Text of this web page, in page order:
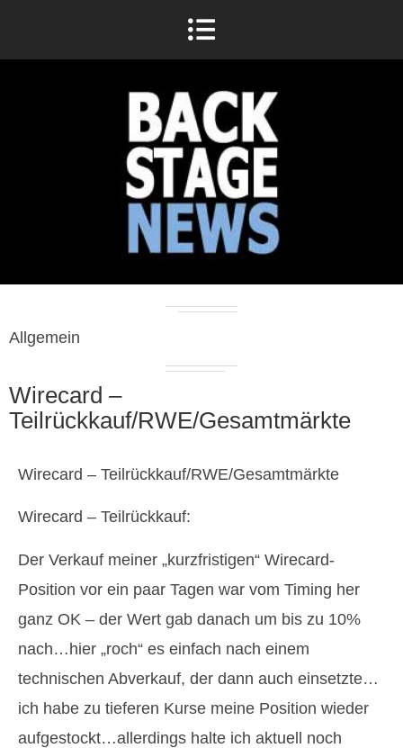
Allgemein
Wirecard –
Teilrückkauf/RWE/Gesamtmärkte
Wirecard – Teilrückkauf/RWE/Gesamtmärkte
Wirecard – Teilrückkauf:
Der Verkauf meiner „kurzfristigen“ Wirecard-
Position vor ein paar Tagen war vom Timing her
ganz OK – der Wert gab danach um bis zu 10%
nach…hier „roch“ es einfach nach einem
technischen Abverkauf, der dann auch einsetzte…
ich habe zu tieferen Kurse meine Position wieder
aufgestockt…allerdings halte ich aktuell noch